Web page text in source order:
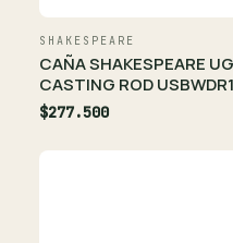
SHAKESPEARE
CAÑA SHAKESPEARE
CASTING ROD
$277.500